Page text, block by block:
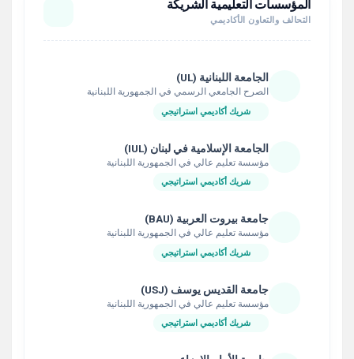
المؤسسات التعليمية الشريكة
التحالف والتعاون الأكاديمي
الجامعة اللبنانية (UL)
الصرح الجامعي الرسمي في الجمهورية اللبنانية
شريك أكاديمي استراتيجي
الجامعة الإسلامية في لبنان (IUL)
مؤسسة تعليم عالي في الجمهورية اللبنانية
شريك أكاديمي استراتيجي
جامعة بيروت العربية (BAU)
مؤسسة تعليم عالي في الجمهورية اللبنانية
شريك أكاديمي استراتيجي
جامعة القديس يوسف (USJ)
مؤسسة تعليم عالي في الجمهورية اللبنانية
شريك أكاديمي استراتيجي